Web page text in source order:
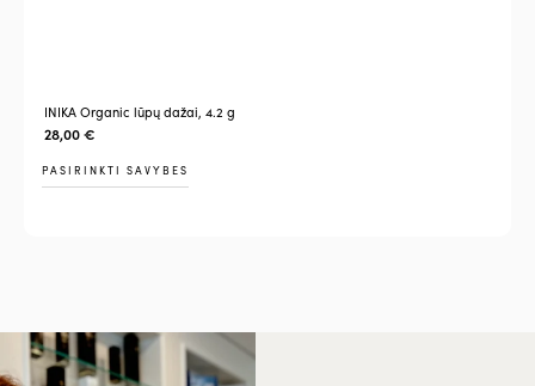
INIKA Organic lūpų dažai, 4.2 g
28,00€
PASIRINKTI SAVYBES